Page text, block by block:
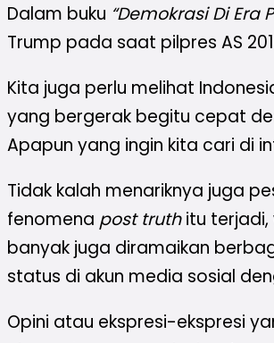
Dalam buku “Demokrasi Di Era
Trump pada saat pilpres AS
Kita juga perlu melihat
yang bergerak begitu cepat
Apapun yang ingin kita cari di
Tidak kalah menariknya juga
fenomena post truthitu terjadi,
banyak juga diramaikan
status di akun media sosial
Opini atau ekspresi-ekspresi